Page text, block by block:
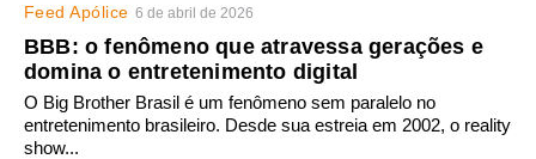
Feed Apólice 6 de abril de 2026
BBB: o fenômeno que atravessa gerações e
domina o entretenimento digital
O Big Brother Brasil é um fenômeno sem paralelo no
entretenimento brasileiro. Desde sua estreia em 2002, o reality
show...